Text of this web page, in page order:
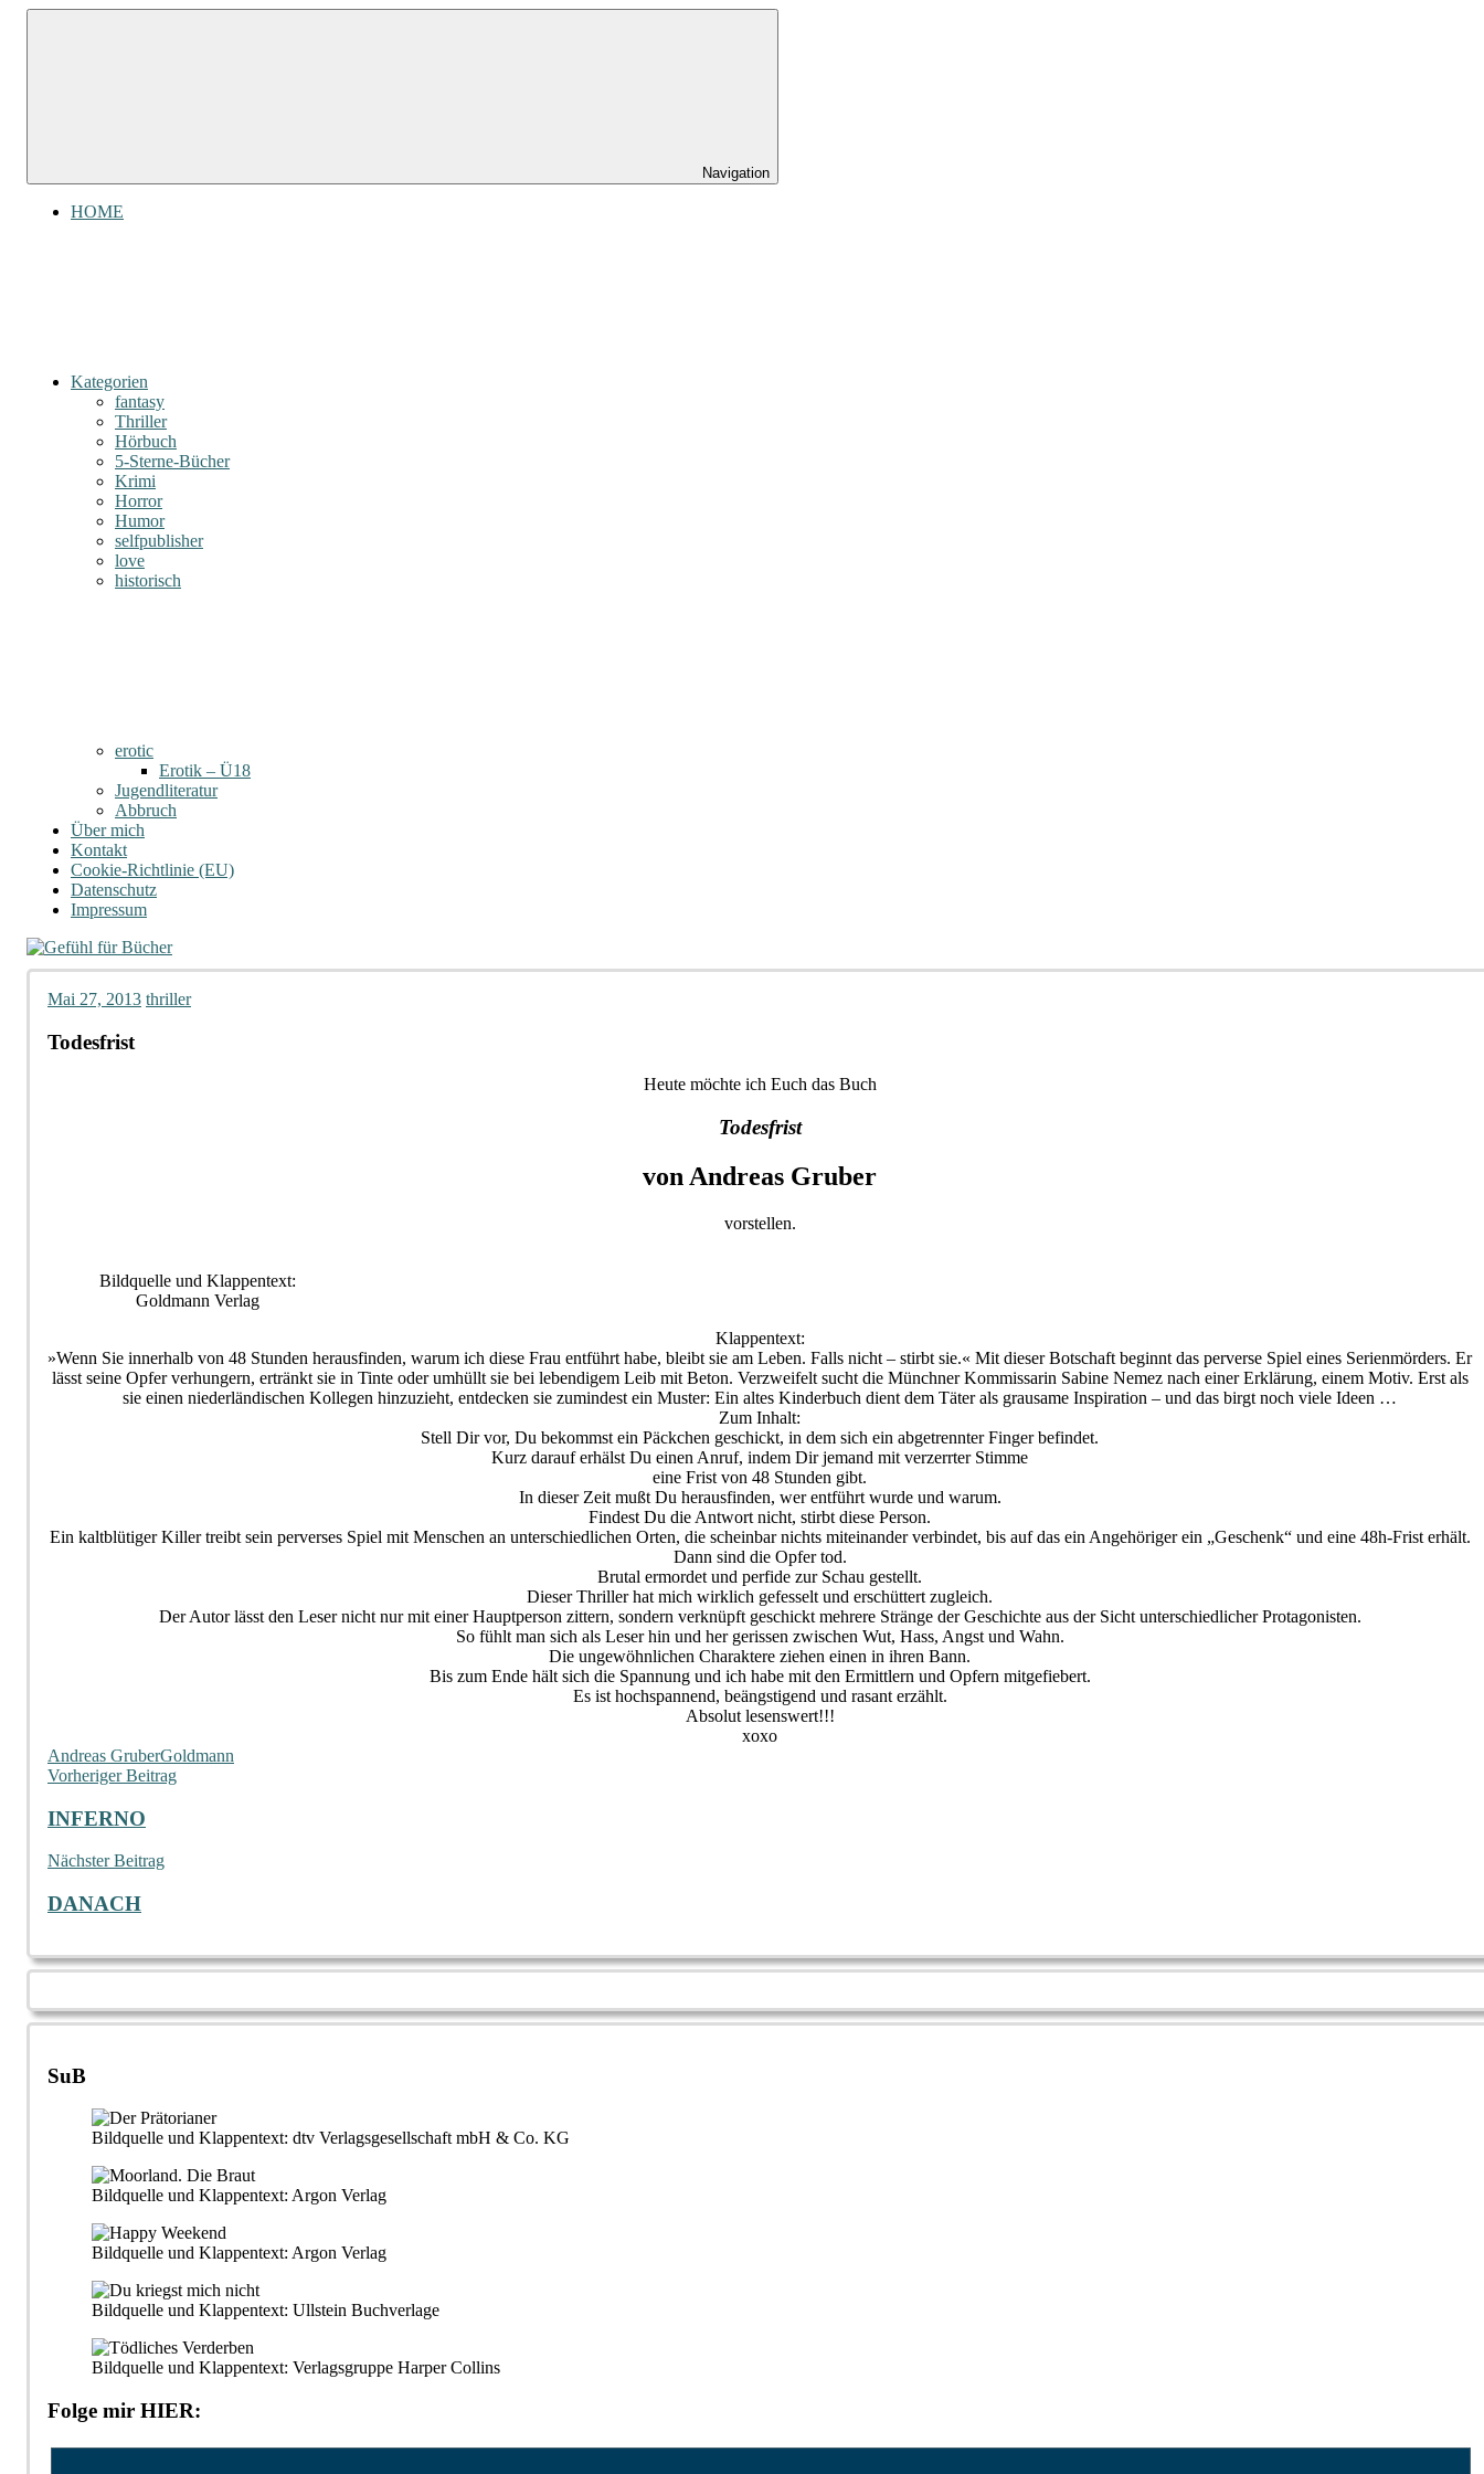
Zum
Navigation
HOME
Kategorien
fantasy
Thriller
Hörbuch
5-Sterne-Bücher
Krimi
Horror
Humor
selfpublisher
love
historisch
erotic
Erotik – Ü18
Jugendliteratur
Abbruch
Über mich
Kontakt
Cookie-Richtlinie (EU)
Datenschutz
Impressum
Mai 27, 2013 thriller
Todesfrist
Heute möchte ich Euch das Buch
Todesfrist
von Andreas Gruber
vorstellen.
Bildquelle und Klappentext:
Goldmann Verlag
Klappentext:
»Wenn Sie innerhalb von 48 Stunden herausfinden, warum ich diese Frau entführt habe, bleibt sie am Leben. Falls nicht – stirbt sie.« Mit dieser Botschaft beginnt das perverse Spiel eines Serienmörders. Er
lässt seine Opfer verhungern, ertränkt sie in Tinte oder umhüllt sie bei lebendigem Leib mit Beton. Verzweifelt sucht die Münchner Kommissarin Sabine Nemez nach einer Erklärung, einem Motiv. Erst als
sie einen niederländischen Kollegen hinzuzieht, entdecken sie zumindest ein Muster: Ein altes Kinderbuch dient dem Täter als grausame Inspiration – und das birgt noch viele Ideen …
Zum Inhalt:
Stell Dir vor, Du bekommst ein Päckchen geschickt, in dem sich ein abgetrennter Finger befindet.
Kurz darauf erhälst Du einen Anruf, indem Dir jemand mit verzerrter Stimme
eine Frist von 48 Stunden gibt.
In dieser Zeit mußt Du herausfinden, wer entführt wurde und warum.
Findest Du die Antwort nicht, stirbt diese Person.
Ein kaltblütiger Killer treibt sein perverses Spiel mit Menschen an unterschiedlichen Orten, die scheinbar nichts miteinander verbindet, bis auf das ein Angehöriger ein „Geschenk“ und eine 48h-Frist erhält.
Dann sind die Opfer tod.
Brutal ermordet und perfide zur Schau gestellt.
Dieser Thriller hat mich wirklich gefesselt und erschüttert zugleich.
Der Autor lässt den Leser nicht nur mit einer Hauptperson zittern, sondern verknüpft geschickt mehrere Stränge der Geschichte aus der Sicht unterschiedlicher Protagonisten.
So fühlt man sich als Leser hin und her gerissen zwischen Wut, Hass, Angst und Wahn.
Die ungewöhnlichen Charaktere ziehen einen in ihren Bann.
Bis zum Ende hält sich die Spannung und ich habe mit den Ermittlern und Opfern mitgefiebert.
Es ist hochspannend, beängstigend und rasant erzählt.
Absolut lesenswert!!!
xoxo
Andreas GruberGoldmann
Beitragsnavigation
Vorheriger Beitrag
INFERNO
Nächster Beitrag
DANACH
SuB
Bildquelle und Klappentext: dtv Verlagsgesellschaft mbH & Co. KG
Bildquelle und Klappentext: Argon Verlag
Bildquelle und Klappentext: Argon Verlag
Bildquelle und Klappentext: Ullstein Buchverlage
Bildquelle und Klappentext: Verlagsgruppe Harper Collins
Folge mir HIER: